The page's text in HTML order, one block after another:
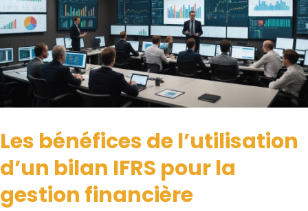
Les bénéfices de l’utilisation
d’un bilan IFRS pour la
gestion financière